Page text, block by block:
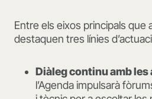
Entre els eixos principals que
destaquen tres línies
Diàleg continu amb
l’Agenda impulsarà